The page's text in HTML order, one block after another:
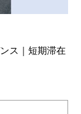
ス｜短期滞在